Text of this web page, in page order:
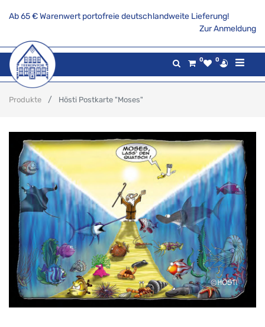
Ab 65 € Warenwert portofreie deutschlandweite Lieferung!
Zur Anmeldung
0 0
Produkte Hösti Postkarte "Moses"